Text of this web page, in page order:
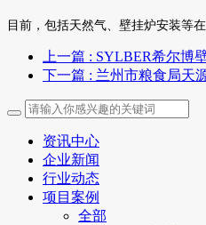
目前，包括天然气、壁挂炉安装等
上一篇 : SYLBER希尔博
下一篇 : 兰州市粮食局天
资讯中心
企业新闻
行业动态
项目案例
全部